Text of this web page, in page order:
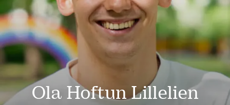
Ola Hoftun Lillelien